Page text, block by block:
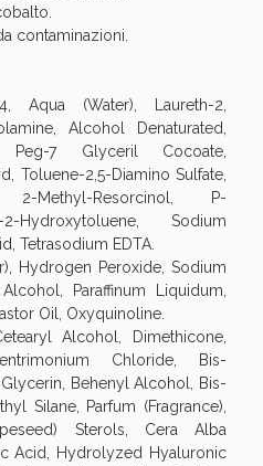
contaminazioni.
Aqua (Water), Laureth-2,
Alcohol Denaturated,
Peg-7 Glyceril Cocoate,
Toluene-2,5-Diamino Sulfate,
Methyl-Resorcinol, P-
Hydroxytoluene, Sodium
Tetrasodium EDTA.
Hydrogen Peroxide, Sodium
Paraffinum Liquidum,
Oil, Oxyquinoline.
Alcohol, Dimethicone,
Chloride, Bis-
Behenyl Alcohol, Bis-
Silane, Parfum (Fragrance),
Sterols, Cera Alba
Acid, Hydrolyzed Hyaluronic
disponibile oggi!
Sconti fino al 45% oggi!